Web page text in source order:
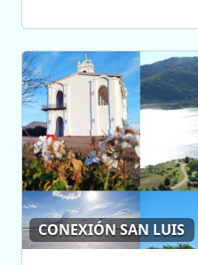
CONEXIÓN SAN LUIS